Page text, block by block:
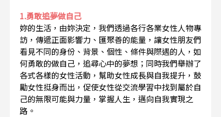
1.勇敢追夢做自己
妳的生活，由妳決定，我們透過各行各業女性人物專
訪，傳遞正面影響力、匯聚善的能量，讓女性朋友們
看見不同的身份、背景、個性、條件與際遇的人，如
何勇敢的做自己，追尋心中的夢想；同時我們舉辦了
各式各樣的女性活動，幫助女性成長與自我提升，鼓
勵女性挺身而出，促使女性從交流學習中找到屬於自
己的無限可能與力量，掌握人生，邁向自我實現之
路。